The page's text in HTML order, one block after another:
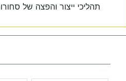
תהליכי ייצור והפצה של